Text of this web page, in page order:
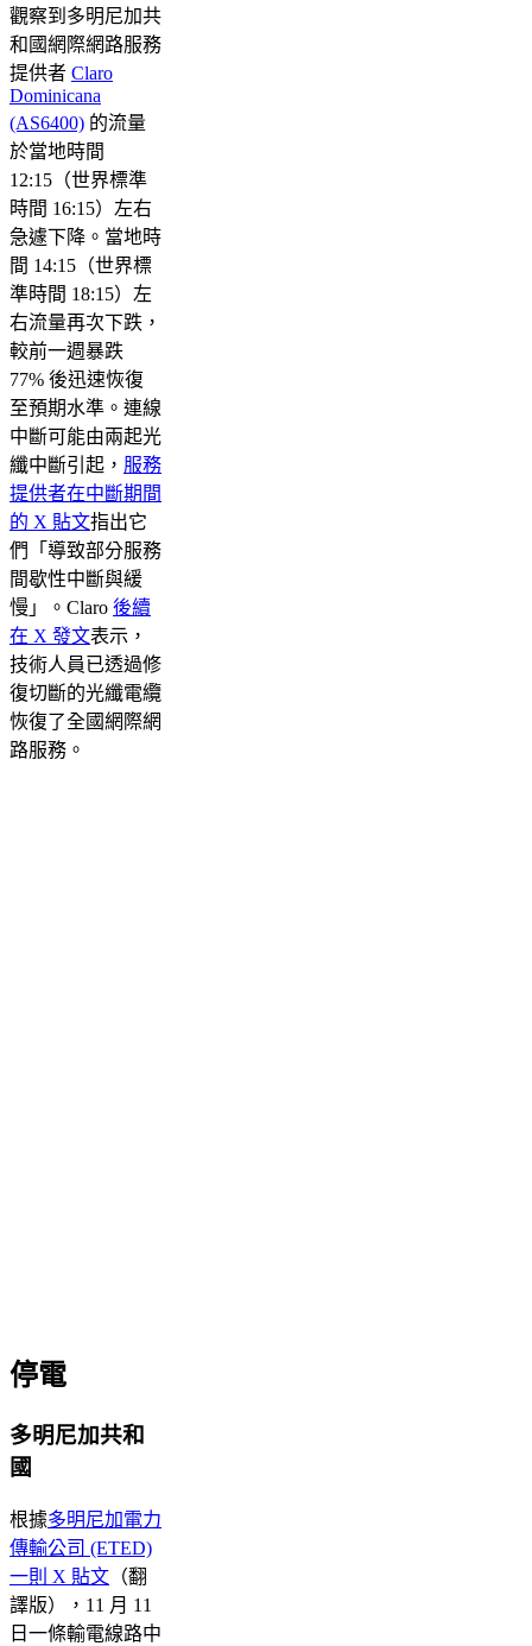
觀察到多明尼加共
和國網際網路服務
提供者 Claro
Dominicana
(AS6400) 的流量
於當地時間
12:15（世界標準
時間 16:15）左右
急遽下降。當地時
間 14:15（世界標
準時間 18:15）左
右流量再次下跌，
較前一週暴跌
77% 後迅速恢復
至預期水準。連線
中斷可能由兩起光
纖中斷引起， 服務
提供者在中斷期間
的 X 貼文指出它
們「導致部分服務
間歇性中斷與緩
慢」。Claro 後續
在 X 發文表示，
技術人員已透過修
復切斷的光纖電纜
恢復了全國網際網
路服務。
停電
多明尼加共和
國
根據多明尼加電力
傳輸公司 (ETED)
一則 X 貼文 （翻
譯版），11 月 11
日一條輸電線路中